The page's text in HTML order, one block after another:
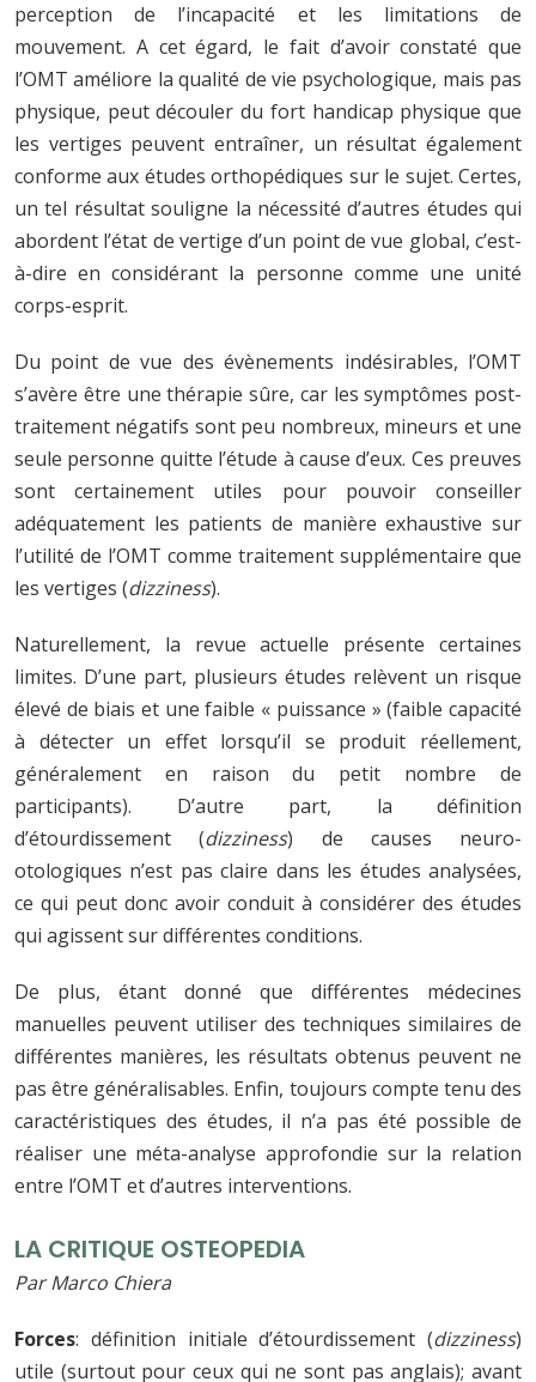
perception de l’incapacité et les limitations de
mouvement. A cet égard, le fait d’avoir constaté que
l’OMT améliore la qualité de vie psychologique, mais pas
physique, peut découler du fort handicap physique que
les vertiges peuvent entraîner, un résultat également
conforme aux études orthopédiques sur le sujet. Certes,
un tel résultat souligne la nécessité d’autres études qui
abordent l’état de vertige d’un point de vue global, c’est-
à-dire en considérant la personne comme une unité
corps-esprit.
Du point de vue des évènements indésirables, l’OMT
s’avère être une thérapie sûre, car les symptômes post-
traitement négatifs sont peu nombreux, mineurs et une
seule personne quitte l’étude à cause d’eux. Ces preuves
sont certainement utiles pour pouvoir conseiller
adéquatement les patients de manière exhaustive sur
l’utilité de l’OMT comme traitement supplémentaire que
les vertiges (dizziness).
Naturellement, la revue actuelle présente certaines
limites. D’une part, plusieurs études relèvent un risque
élevé de biais et une faible « puissance » (faible capacité
à détecter un effet lorsqu’il se produit réellement,
généralement en raison du petit nombre de
participants). D’autre part, la définition
d’étourdissement (dizziness) de causes neuro-
otologiques n’est pas claire dans les études analysées,
ce qui peut donc avoir conduit à considérer des études
qui agissent sur différentes conditions.
De plus, étant donné que différentes médecines
manuelles peuvent utiliser des techniques similaires de
différentes manières, les résultats obtenus peuvent ne
pas être généralisables. Enfin, toujours compte tenu des
caractéristiques des études, il n’a pas été possible de
réaliser une méta-analyse approfondie sur la relation
entre l’OMT et d’autres interventions.
LA CRITIQUE OSTEOPEDIA
Par Marco Chiera
Forces: définition initiale d’étourdissement (dizziness)
utile (surtout pour ceux qui ne sont pas anglais); avant